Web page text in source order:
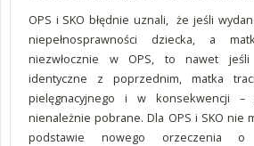
OPS i SKO błędnie uznali, że jeśli
niepełnosprawności dziecka, a
niezwłocznie w OPS, to nawet
identyczne z poprzednim, matka
pielęgnacyjnego i w konsekwencji
nienależnie pobrane. Dla OPS i SKO nie
podstawie nowego orzeczenia o